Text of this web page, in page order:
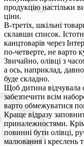
продукцію настільки
ціни.
В-третіх, шкільні
склавши список.
канцтоварів через
по-четверте, не варто
Звичайно, олівці з
а ось, наприклад,
буде складно.
Щоб дитина відчувала
забезпечити всім
варто обмежуватися
Краще відразу
приналежностями.
повинні бути олівці,
малювання і креслень